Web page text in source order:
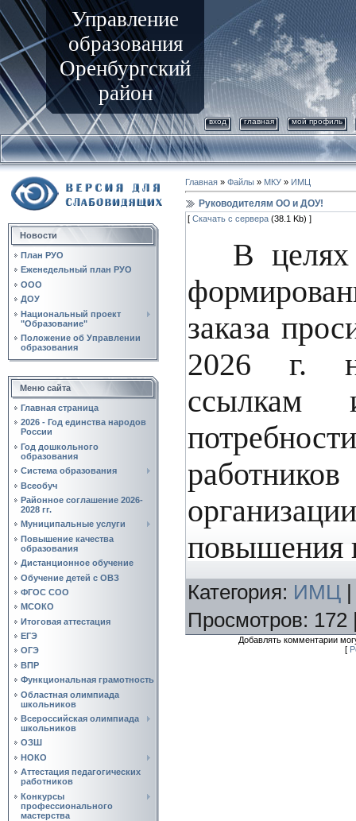
Управление
образования
Оренбургский
район
вход главная мой профиль
Новости
План РУО
Еженедельный план РУО
ООО
ДОУ
Национальный проект
"Образование"
Положение об Управлении
образования
Меню сайта
Главная страница
2026 - Год единства народов
России
Год дошкольного
образования
Система образования
Всеобуч
Районное соглашение 2026-
2028 гг.
Муниципальные услуги
Повышение качества
образования
Дистанционное обучение
Обучение детей с ОВЗ
ФГОС СОО
МСОКО
Итоговая аттестация
ЕГЭ
ОГЭ
ВПР
Функциональная грамотность
Областная олимпиада
школьников
Всероссийская олимпиада
школьников
ОЗШ
НОКО
Аттестация педагогических
работников
Конкурсы
профессионального
мастерства
Главная » Файлы » МКУ » ИМЦ
Руководителям ОО и ДОУ!
[ Скачать с сервера (38.1 Kb) ]
В целях
заказа
2026 г.
ссылкам
повышения
Категория: ИМЦ
Просмотров: 172
Добавлять комментарии
[